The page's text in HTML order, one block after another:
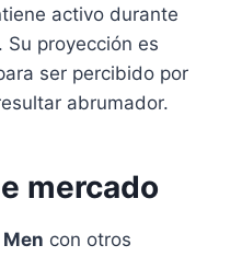
activo durante
proyección es
ser percibido por
abrumador.
mercado
Men con otros